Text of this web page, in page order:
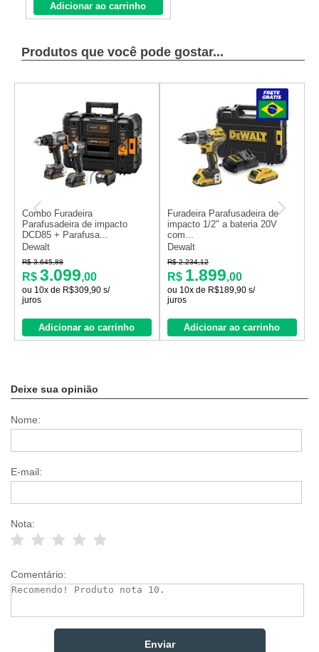
Adicionar ao carrinho
Produtos que você pode gostar...
Combo Furadeira
Parafusadeira de impacto
DCD85 + Parafusa...
Dewalt
R$ 3.645,88
R$ 3.099,00
ou 10x de R$309,90 s/
juros
Adicionar ao carrinho
Furadeira Parafusadeira de
impacto 1/2" a bateria 20V
com...
Dewalt
R$ 2.234,12
R$ 1.899,00
ou 10x de R$189,90 s/
juros
Adicionar ao carrinho
Deixe sua opinião
Nome:
E-mail:
Nota:
Comentário: